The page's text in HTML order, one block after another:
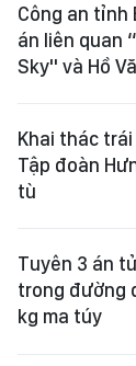
Công an tỉnh
án liên quan
Sky" và Hồ
Khai thác
Tập đoàn
tù
Tuyên 3 án
trong đường
kg ma túy